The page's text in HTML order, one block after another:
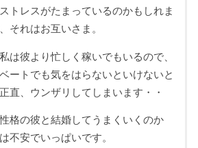
トレスがたまっているのかもしれま
それはお互いさま。
は彼より忙しく稼いでもいるので、
ートでも気をはらないといけないと
直、ウンザリしてしまいます・・
格の彼と結婚してうまくいくのか
不安でいっぱいです。